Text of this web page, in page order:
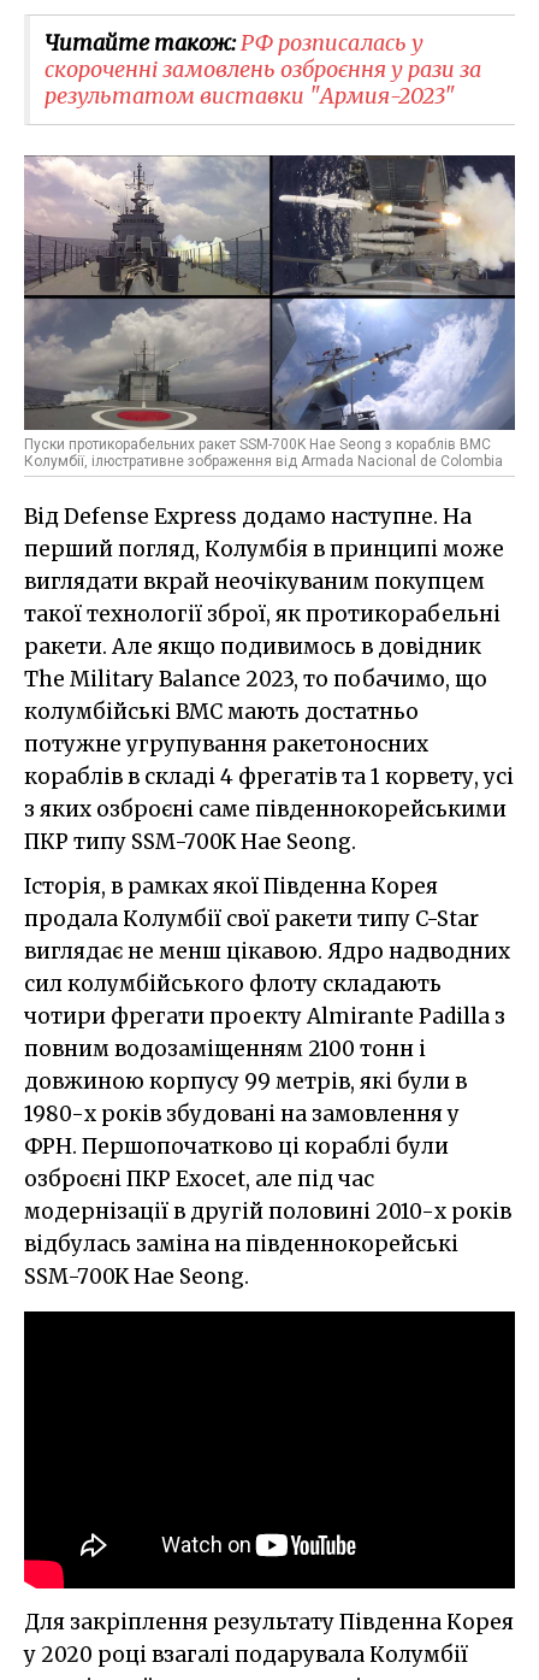
Читайте також:РФ розписалась у
скороченні замовлень озброєння у рази за
результатом виставки "Армия-2023"
Пуски протикорабельних ракет SSM-700K Hae Seong з кораблів ВМС
Колумбії, ілюстративне зображення від Armada Nacional de Colombia
Від Defense Express додамо наступне. На
перший погляд, Колумбія в принципі може
виглядати вкрай неочікуваним покупцем
такої технології зброї, як протикорабельні
ракети. Але якщо подивимось в довідник
The Military Balance 2023, то побачимо, що
колумбійські ВМС мають достатньо
потужне угрупування ракетоносних
кораблів в складі 4 фрегатів та 1 корвету, усі
з яких озброєні саме південнокорейськими
ПКР типу SSM-700K Hae Seong.
Історія, в рамках якої Південна Корея
продала Колумбії свої ракети типу C-Star
виглядає не менш цікавою. Ядро надводних
сил колумбійського флоту складають
чотири фрегати проекту Almirante Padilla з
повним водозаміщенням 2100 тонн і
довжиною корпусу 99 метрів, які були в
1980-х років збудовані на замовлення у
ФРН. Першопочатково ці кораблі були
озброєні ПКР Exocet, але під час
модернізації в другій половині 2010-х років
відбулась заміна на південнокорейські
SSM-700K Hae Seong.
Для закріплення результату Південна Корея
у 2020 році взагалі подарувала Колумбії